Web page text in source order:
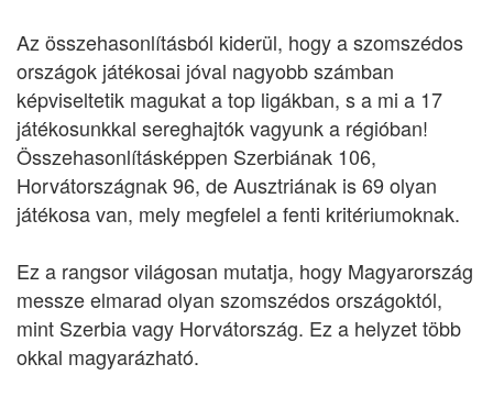
Az összehasonlításból kiderül, hogy a szomszédos
országok játékosai jóval nagyobb számban
képviseltetik magukat a top ligákban, s a mi a 17
játékosunkkal sereghajtók vagyunk a régióban!
Összehasonlításképpen Szerbiának 106,
Horvátországnak 96, de Ausztriának is 69 olyan
játékosa van, mely megfelel a fenti kritériumoknak.
Ez a rangsor világosan mutatja, hogy Magyarország
messze elmarad olyan szomszédos országoktól,
mint Szerbia vagy Horvátország. Ez a helyzet több
okkal magyarázható.